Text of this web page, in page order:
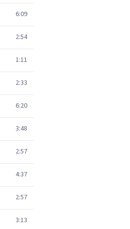
6:09
2:54
1:11
2:33
6:20
3:48
2:57
4:37
2:57
3:13